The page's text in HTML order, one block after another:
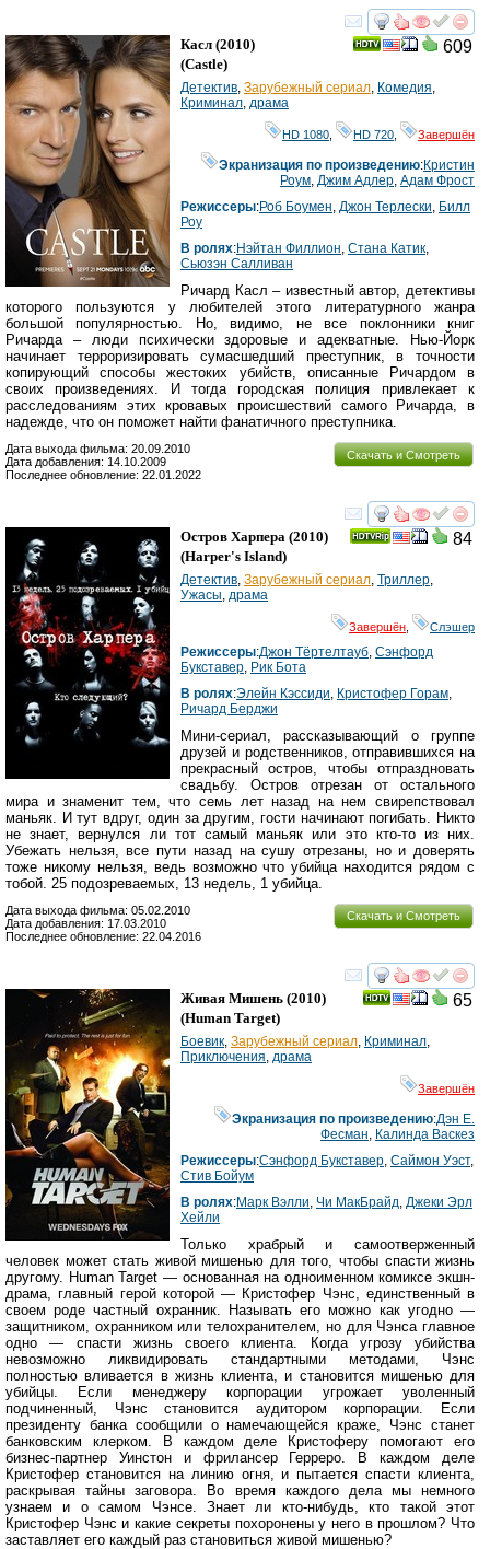
смотреть
609
Касл (2010)
(Castle)
Детектив, Зарубежный сериал, Комедия,
Криминал, драма
HD 1080 HD 720 Завершён
Экранизация по произведению:Кристин
Роум,Джим Адлер,Адам Фрост
Режиссеры:Роб Боумен, Джон Терлески, Билл
Роу
В ролях:Нэйтан Филлион, Стана Катик,
Сьюзэн Салливан
Ричард Касл – известный автор, детективы
которого пользуются у любителей этого литературного жанра
большой популярностью. Но, видимо, не все поклонники книг
Ричарда – люди психически здоровые и адекватные. Нью-Йорк
начинает терроризировать сумасшедший преступник, в точности
копирующий способы жестоких убийств, описанные Ричардом в
своих произведениях. И тогда городская полиция привлекает к
расследованиям этих кровавых происшествий самого Ричарда, в
надежде, что он поможет найти фанатичного преступника.
Скачать и Смотреть
Дата выхода фильма: 20.09.2010
Дата добавления: 14.10.2009
Последнее обновление: 22.01.2022
смотреть
84
Остров Харпера (2010)
(Harper's Island)
Детектив, Зарубежный сериал, Триллер,
Ужасы, драма
Завершён Слэшер
Режиссеры:Джон Тёртелтауб, Сэнфорд
Букставер, Рик Бота
В ролях:Элейн Кэссиди, Кристофер Горам,
Ричард Берджи
Мини-сериал, рассказывающий о группе
друзей и родственников, отправившихся на
прекрасный остров, чтобы отпраздновать
свадьбу. Остров отрезан от остального
мира и знаменит тем, что семь лет назад на нем свирепствовал
маньяк. И тут вдруг, один за другим, гости начинают погибать. Никто
не знает, вернулся ли тот самый маньяк или это кто-то из них.
Убежать нельзя, все пути назад на сушу отрезаны, но и доверять
тоже никому нельзя, ведь возможно что убийца находится рядом с
тобой. 25 подозреваемых, 13 недель, 1 убийца.
Скачать и Смотреть
Дата выхода фильма: 05.02.2010
Дата добавления: 17.03.2010
Последнее обновление: 22.04.2016
смотреть
65
Живая Мишень (2010)
(Human Target)
Боевик, Зарубежный сериал, Криминал,
Приключения, драма
Завершён
Экранизация по произведению:Дэн Е.
Фесман, Калинда Васкез
Режиссеры:Сэнфорд Букставер, Саймон Уэст,
Стив Бойум
В ролях:Марк Вэлли, Чи МакБрайд, Джеки Эрл
Хейли
Только храбрый и самоотверженный
человек может стать живой мишенью для того, чтобы спасти жизнь
другому. Human Target — основанная на одноименном комиксе экшн-
драма, главный герой которой — Кристофер Чэнс, единственный в
своем роде частный охранник. Называть его можно как угодно —
защитником, охранником или телохранителем, но для Чэнса главное
одно — спасти жизнь своего клиента. Когда угрозу убийства
невозможно ликвидировать стандартными методами, Чэнс
полностью вливается в жизнь клиента, и становится мишенью для
убийцы. Если менеджеру корпорации угрожает уволенный
подчиненный, Чэнс становится аудитором корпорации. Если
президенту банка сообщили о намечающейся краже, Чэнс станет
банковским клерком. В каждом деле Кристоферу помогают его
бизнес-партнер Уинстон и фрилансер Герреро. В каждом деле
Кристофер становится на линию огня, и пытается спасти клиента,
раскрывая тайны заговора. Во время каждого дела мы немного
узнаем и о самом Чэнсе. Знает ли кто-нибудь, кто такой этот
Кристофер Чэнс и какие секреты похоронены у него в прошлом? Что
заставляет его каждый раз становиться живой мишенью?